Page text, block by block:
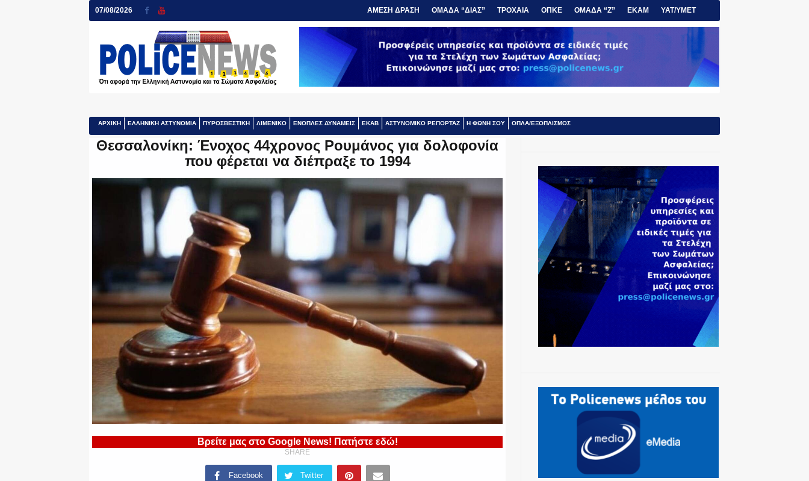
07/08/2026 ΑΜΕΣΗ ΔΡΑΣΗ ΟΜΑΔΑ “ΔΙΑΣ” ΤΡΟΧΑΙΑ ΟΠΚΕ ΟΜΑΔΑ “Ζ” ΕΚΑΜ ΥΑΤ/ΥΜΕΤ
ΑΡΧΙΚΗ ΕΛΛΗΝΙΚΗ ΑΣΤΥΝΟΜΙΑ ΠΥΡΟΣΒΕΣΤΙΚΗ ΛΙΜΕΝΙΚΟ ΕΝΟΠΛΕΣ ΔΥΝΑΜΕΙΣ ΕΚΑΒ ΑΣΤΥΝΟΜΙΚΟ ΡΕΠΟΡΤΑΖ Η ΦΩΝΗ ΣΟΥ ΟΠΛΑ/ΕΞΟΠΛΙΣΜΟΣ
Θεσσαλονίκη: Ένοχος 44χρονος Ρουμάνος για δολοφονία
που φέρεται να διέπραξε το 1994
Βρείτε μας στο Google News! Πατήστε εδώ!
SHARE
Facebook Twitter